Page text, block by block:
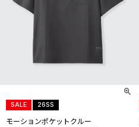
モーションポケットクルー
SALE 26SS